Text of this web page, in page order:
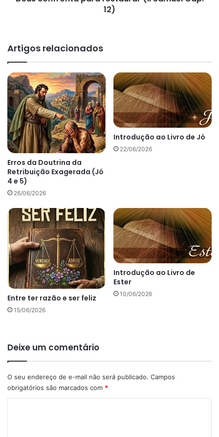
12)
Artigos relacionados
Erros da Doutrina da
Retribuição Exagerada (Jó
4 e 5)
26/06/2026
Introdução ao Livro de Jó
22/06/2026
Entre ter razão e ser feliz
15/06/2026
Introdução ao Livro de
Ester
10/06/2026
Deixe um comentário
O seu endereço de e-mail não será publicado. Campos
obrigatórios são marcados com *